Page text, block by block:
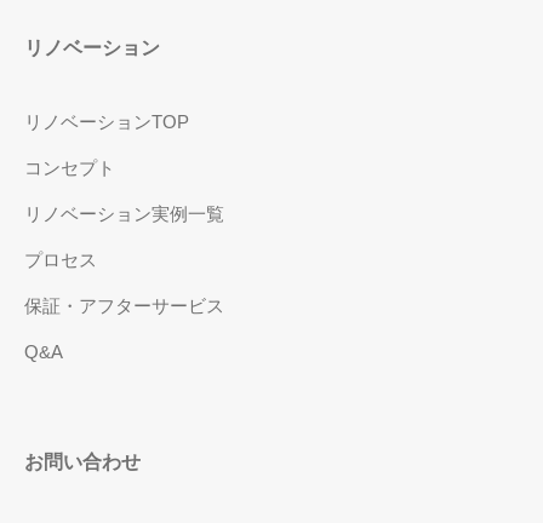
リノベーション
リノベーションTOP
コンセプト
リノベーション実例一覧
プロセス
保証・アフターサービス
Q&A
お問い合わせ